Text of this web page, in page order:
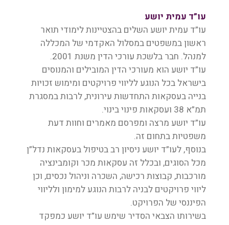
עו”ד עמית יושע
עו”ד עמית יושע השלים בהצטיינות לימודי תואר
ראשון במשפטים במסלול האקדמי של המכללה
למנהל. חבר בלשכת עורכי הדין משנת 2001.
עו”ד יושע הוא מעורכי הדין המובילים והמנוסים
בישראל בכל הנוגע לליווי פרויקטים ומימוש זכויות
בנייה בעסקאות התחדשות עירונית, לרבות במסגרת
תמ”א 38 ועסקאות פינוי בינוי.
עו”ד יושע מרצה ומפרסם מאמרים וחוות דעת
משפטיות בתחום זה.
בנוסף, לעו”ד יושע ניסיון רב בטיפול בעסקאות נדל”ן
מכל הסוגים, ובכלל זה עסקאות מכר וקומבינציה
מורכבות, קבוצות רכישה, השכרה וניהול נכסים, וכן
ליווי פרויקטים לבניה לרבות הנוגע למימון ולליווי
הפיננסי של הפרויקט.
בשירותו הצבאי הסדיר שימש עו”ד יושע כמפקד